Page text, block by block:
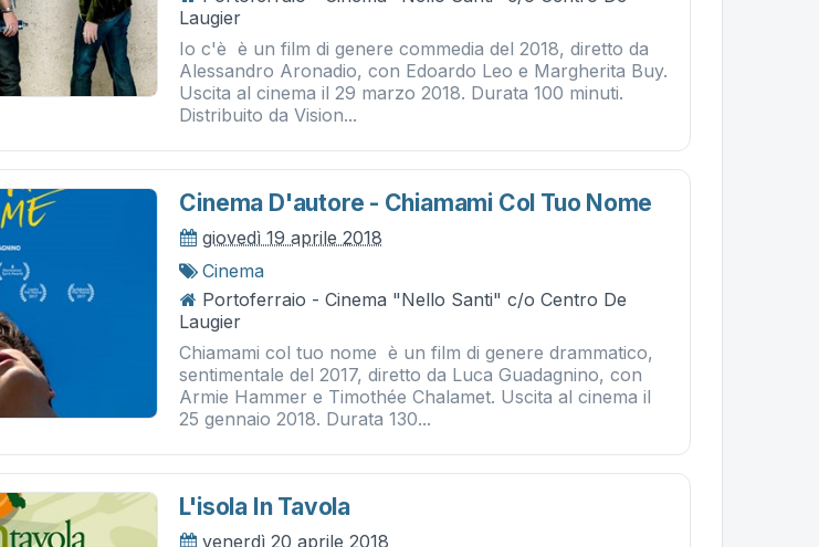
Laugier
Io c'è è un film di genere commedia del 2018, diretto da
Alessandro Aronadio, con Edoardo Leo e Margherita Buy.
Uscita al cinema il 29 marzo 2018. Durata 100 minuti.
Distribuito da Vision...
Cinema D'autore - Chiamami Col Tuo Nome
giovedì 19 aprile 2018
Cinema
Portoferraio - Cinema "Nello Santi" c/o Centro De
Laugier
Chiamami col tuo nome è un film di genere drammatico,
sentimentale del 2017, diretto da Luca Guadagnino, con
Armie Hammer e Timothée Chalamet. Uscita al cinema il
25 gennaio 2018. Durata 130...
L'isola In Tavola
venerdì 20 aprile 2018